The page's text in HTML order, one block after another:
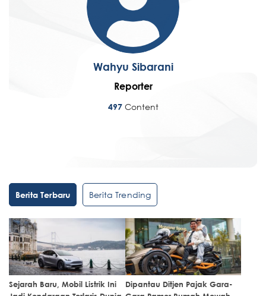
Wahyu Sibarani
Reporter
497 Content
Berita Terbaru Berita Trending
Sejarah Baru, Mobil Listrik Ini
Dipantau Ditjen Pajak Gara-